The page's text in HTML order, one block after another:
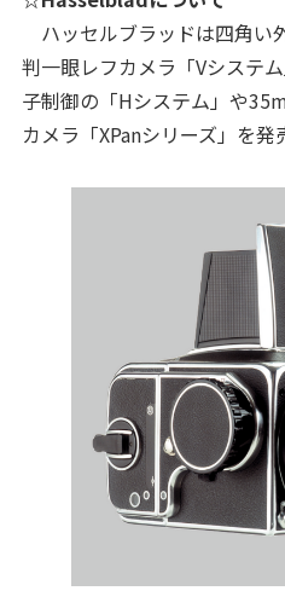
ハッセルブラッドは四角
判一眼レフカメラ「Vシステ
子制御の「Hシステム」や
カメラ「XPanシリーズ」を発